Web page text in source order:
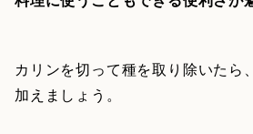
カリンを切って種を取り除いたら
加えましょう。